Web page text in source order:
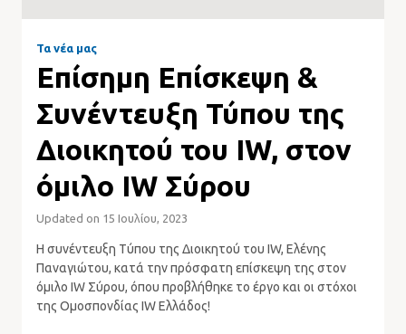
Τα νέα μας
Επίσημη Επίσκεψη &
Συνέντευξη Τύπου της
Διοικητού του IW, στον
όμιλο IW Σύρου
Updated on 15 Ιουλίου, 2023
Η συνέντευξη Τύπου της Διοικητού του IW, Ελένης
Παναγιώτου, κατά την πρόσφατη επίσκεψη της στον
όμιλο IW Σύρου, όπου προβλήθηκε το έργο και οι στόχοι
της Ομοσπονδίας IW Ελλάδος!